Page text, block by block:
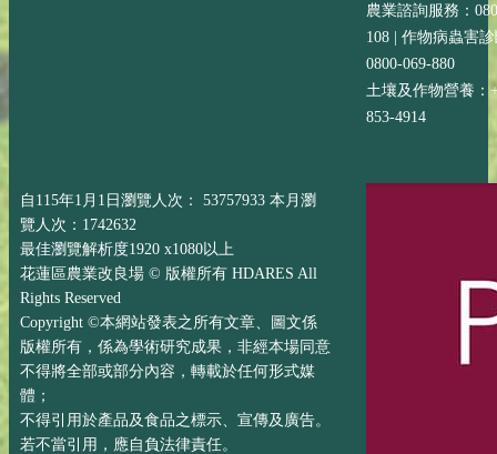
農業諮詢服務：
108 | 作物病蟲害
0800-069-880
土壤及作物營養：
853-4914
自115年1月1日瀏覽人次： 53757933 本月瀏
覽人次：1742632
最佳瀏覽解析度1920 x1080以上
花蓮區農業改良場 © 版權所有 HDARES All
Rights Reserved
Copyright ©本網站發表之所有文章、圖文係
版權所有，係為學術研究成果，非經本場同意
不得將全部或部分內容，轉載於任何形式媒
體；
不得引用於產品及食品之標示、宣傳及廣告。
若不當引用，應自負法律責任。